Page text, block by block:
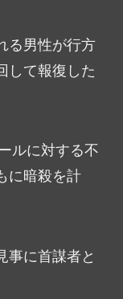
る男性が行方
して報復した
ルに対する不
に暗殺を計
事に首謀者と